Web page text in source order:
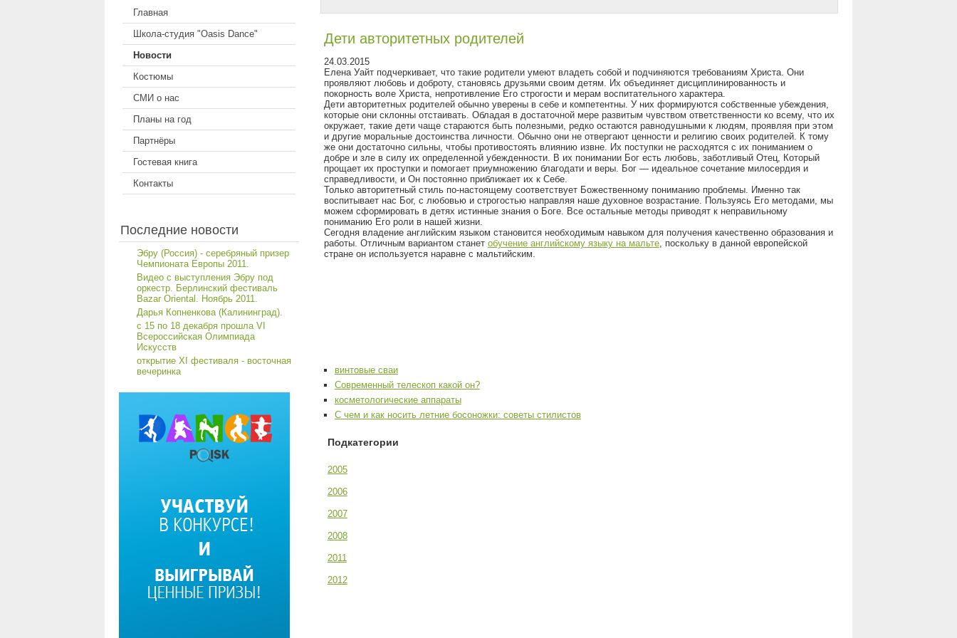
Главная
Школа-студия "Oasis Dance"
Новости
Костюмы
СМИ о нас
Планы на год
Партнёры
Гостевая книга
Контакты
Последние новости
Эбру (Россия) - серебряный призер
Чемпионата Европы 2011.
Видео с выступления Эбру под
оркестр. Берлинский фестиваль
Bazar Oriental. Ноябрь 2011.
Дарья Копненкова (Калининград).
с 15 по 18 декабря прошла VI
Всероссийская Олимпиада
Искусств
открытие XI фестиваля - восточная
вечеринка
Дети авторитетных родителей
24.03.2015
Елена Уайт подчеркивает, что такие родители умеют владеть собой и подчиняются требованиям Христа. Они
проявляют любовь и доброту, становясь друзьями своим детям. Их объединяет дисциплинированность и
покорность воле Христа, непротивление Его строгости и мерам воспитательного характера.
Дети авторитетных родителей обычно уверены в себе и компетентны. У них формируются собственные убеждения,
которые они склонны отстаивать. Обладая в достаточной мере развитым чувством ответственности ко всему, что их
окружает, такие дети чаще стараются быть полезными, редко остаются равнодушными к людям, проявляя при этом
и другие моральные достоинства личности. Обычно они не отвергают ценности и религию своих родителей. К тому
же они достаточно сильны, чтобы противостоять влиянию извне. Их поступки не расходятся с их пониманием о
добре и зле в силу их определенной убежденности. В их понимании Бог есть любовь, заботливый Отец, Который
прощает их проступки и помогает приумножению благодати и веры. Бог — идеальное сочетание милосердия и
справедливости, и Он постоянно приближает их к Себе.
Только авторитетный стиль по-настоящему соответствует Божественному пониманию проблемы. Именно так
воспитывает нас Бог, с любовью и строгостью направляя наше духовное возрастание. Пользуясь Его методами, мы
можем сформировать в детях истинные знания о Боге. Все остальные методы приводят к неправильному
пониманию Его роли в нашей жизни.
Сегодня владение английским языком становится необходимым навыком для получения качественно образования и
работы. Отличным вариантом станет обучение английскому языку на мальте, поскольку в данной европейской
стране он используется наравне с мальтийским.
винтовые сваи
Современный телескоп какой он?
косметологические аппараты
С чем и как носить летние босоножки: советы стилистов
Подкатегории
2005
2006
2007
2008
2011
2012